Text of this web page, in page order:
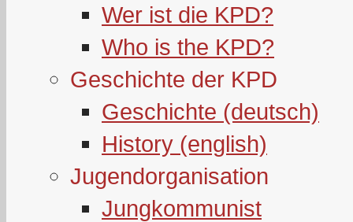
Wer ist die KPD?
Who is the KPD?
Geschichte der KPD
Geschichte (deutsch)
History (english)
Jugendorganisation
Jungkommunist